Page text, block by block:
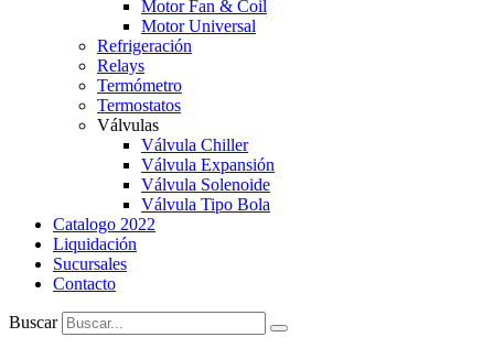
Motor Fan & Coil
Motor Universal
Refrigeración
Relays
Termómetro
Termostatos
Válvulas
Válvula Chiller
Válvula Expansión
Válvula Solenoide
Válvula Tipo Bola
Catalogo 2022
Liquidación
Sucursales
Contacto
Buscar